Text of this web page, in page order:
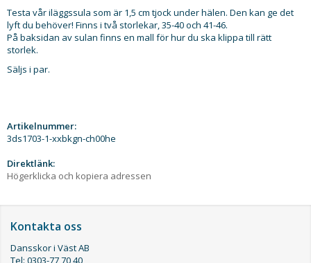
Testa vår iläggssula som är 1,5 cm tjock under hälen. Den kan ge det
lyft du behöver! Finns i två storlekar, 35-40 och 41-46.
På baksidan av sulan finns en mall för hur du ska klippa till rätt
storlek.
Säljs i par.
Artikelnummer:
3ds1703-1-xxbkgn-ch00he
Direktlänk:
Högerklicka och kopiera adressen
Kontakta oss
Dansskor i Väst AB
Tel: 0303-77 70 40